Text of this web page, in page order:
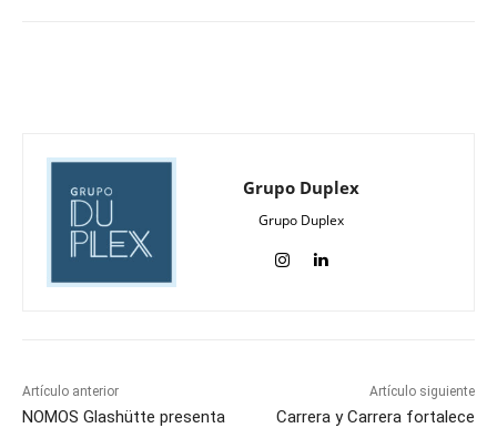
Grupo Duplex
Grupo Duplex
Artículo anterior
NOMOS Glashütte presenta
Artículo siguiente
Carrera y Carrera fortalece